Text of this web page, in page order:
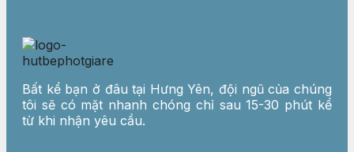
Bất kể bạn ở đâu tại Hưng Yên, đội ngũ của chúng
tôi sẽ có mặt nhanh chóng chỉ sau 15-30 phút kể
từ khi nhận yêu cầu.